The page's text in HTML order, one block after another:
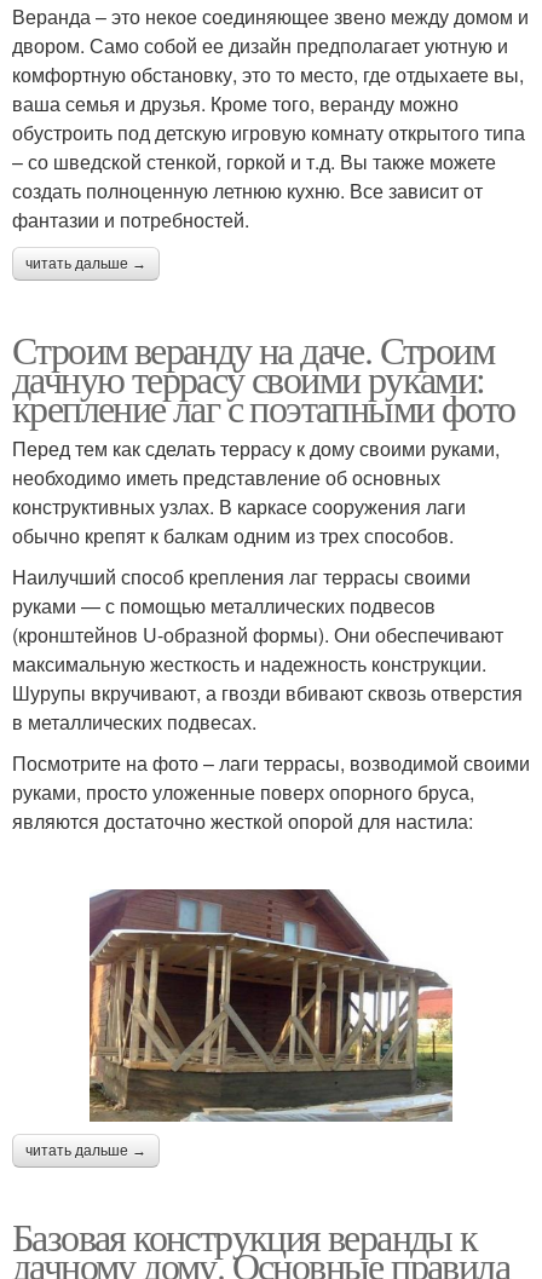
Веранда – это некое соединяющее звено между домом и
двором. Само собой ее дизайн предполагает уютную и
комфортную обстановку, это то место, где отдыхаете вы,
ваша семья и друзья. Кроме того, веранду можно
обустроить под детскую игровую комнату открытого типа
– со шведской стенкой, горкой и т.д. Вы также можете
создать полноценную летнюю кухню. Все зависит от
фантазии и потребностей.
читать дальше →
Строим веранду на даче. Строим
дачную террасу своими руками:
крепление лаг с поэтапными фото
Перед тем как сделать террасу к дому своими руками,
необходимо иметь представление об основных
конструктивных узлах. В каркасе сооружения лаги
обычно крепят к балкам одним из трех способов.
Наилучший способ крепления лаг террасы своими
руками — с помощью металлических подвесов
(кронштейнов U-образной формы). Они обеспечивают
максимальную жесткость и надежность конструкции.
Шурупы вкручивают, а гвозди вбивают сквозь отверстия
в металлических подвесах.
Посмотрите на фото – лаги террасы, возводимой своими
руками, просто уложенные поверх опорного бруса,
являются достаточно жесткой опорой для настила:
читать дальше →
Базовая конструкция веранды к
дачному дому. Основные правила